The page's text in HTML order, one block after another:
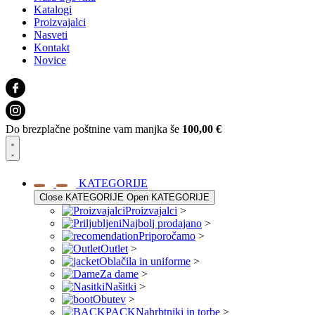
Katalogi
Proizvajalci
Nasveti
Kontakt
Novice
Do brezplačne poštnine vam manjka še 100,00 €
KATEGORIJE
Close KATEGORIJE Open KATEGORIJE
Proizvajalci >
Najbolj prodajano >
Priporočamo >
Outlet >
Oblačila in uniforme >
Za dame >
Našitki >
Obutev >
Nahrbtniki in torbe >